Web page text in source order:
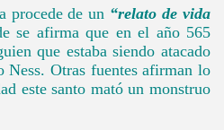
procede de un “relato de vida
se afirma que en el año 565
que estaba siendo atacado
Otras fuentes afirman lo
este santo mató un monstruo